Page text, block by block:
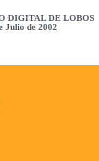
DIGITAL DE LOBOS
Julio de 2002